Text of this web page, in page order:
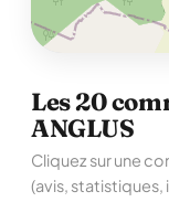
Les 20
ANGLUS
Cliquez sur une
(avis,